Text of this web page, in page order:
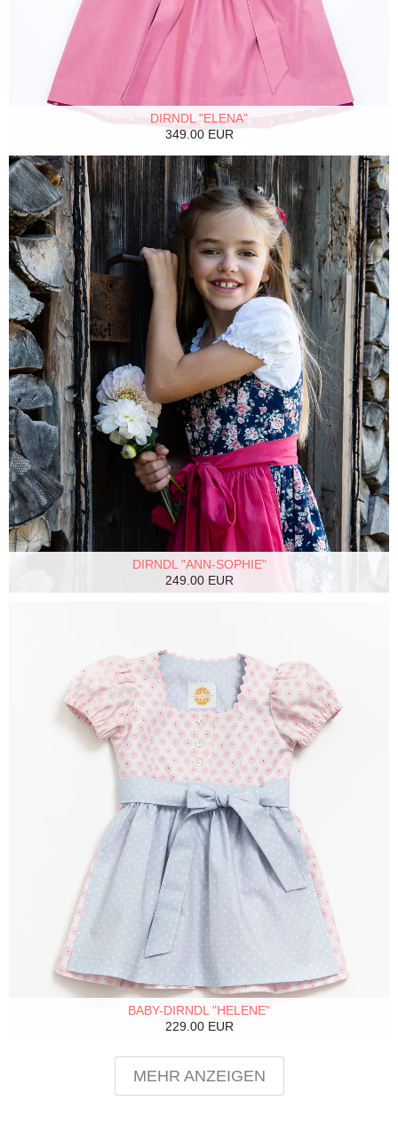
DIRNDL "ELENA"
349.00 EUR
DIRNDL "ANN-SOPHIE"
249.00 EUR
BABY-DIRNDL "HELENE"
229.00 EUR
MEHR ANZEIGEN